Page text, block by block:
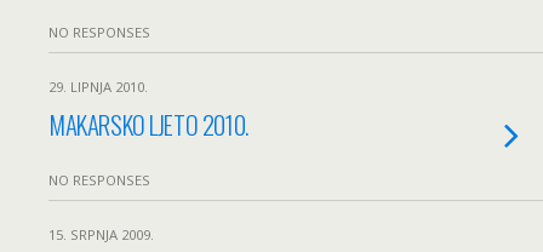
NO RESPONSES
29. LIPNJA 2010.
MAKARSKO LJETO 2010.
NO RESPONSES
15. SRPNJA 2009.